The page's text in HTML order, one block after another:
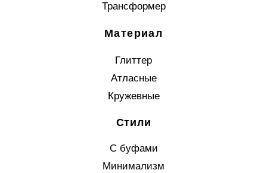
Трансформер
Материал
Глиттер
Атласные
Кружевные
Стили
С буфами
Минимализм